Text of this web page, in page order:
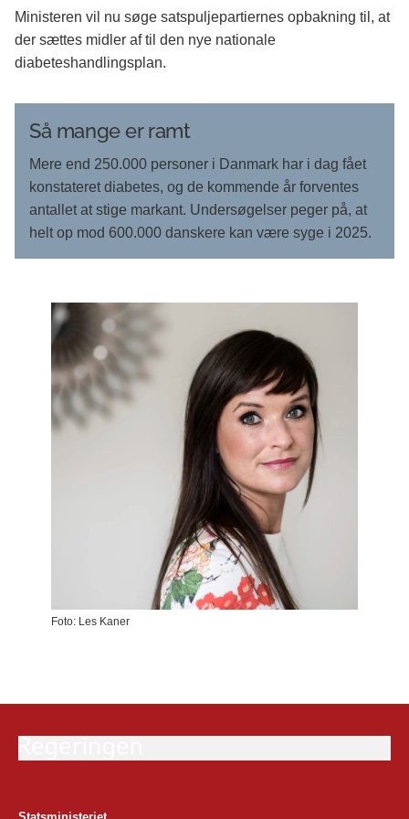
Ministeren vil nu søge satspuljepartiernes opbakning til, at
der sættes midler af til den nye nationale
diabeteshandlingsplan.
Så mange er ramt
Mere end 250.000 personer i Danmark har i dag fået
konstateret diabetes, og de kommende år forventes
antallet at stige markant. Undersøgelser peger på, at
helt op mod 600.000 danskere kan være syge i 2025.
Foto: Les Kaner